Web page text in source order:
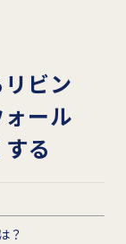
ビン
ール
る
？